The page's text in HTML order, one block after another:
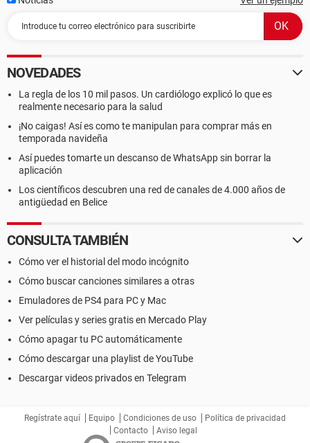
NOVEDADES
La regla de los 10 mil pasos. Un cardiólogo explicó lo que es
realmente necesario para la salud
¡No caigas! Así es como te manipulan para comprar más en
temporada navideña
Así puedes tomarte un descanso de WhatsApp sin borrar la
aplicación
Los científicos descubren una red de canales de 4.000 años de
antigüedad en Belice
CONSULTA TAMBIÉN
Cómo ver el historial del modo incógnito
Cómo buscar canciones similares a otras
Emuladores de PS4 para PC y Mac
Ver películas y series gratis en Mercado Play
Cómo apagar tu PC automáticamente
Cómo descargar una playlist de YouTube
Descargar videos privados en Telegram
Regístrate aquí Equipo Condiciones de uso
Política de privacidad
Contacto
Aviso legal